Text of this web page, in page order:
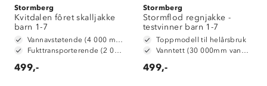
Stormberg
Kvitdalen fôret skalljakke
barn 1-7
Vannavstøtende (4 000 mm vannsøyle)
Fukttransporterende (2 000 g/m2/24t)
499,-
Stormberg
Stormflod regnjakke -
testvinner barn 1-7
Toppmodell til helårsbruk
Vanntett (30 000mm vannsøyle)
499,-